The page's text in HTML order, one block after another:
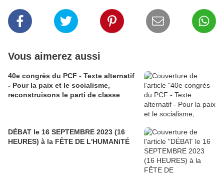
Vous aimerez aussi
40e congrès du PCF - Texte alternatif
- Pour la paix et le socialisme,
reconstruisons le parti de classe
DÉBAT le 16 SEPTEMBRE 2023 (16
HEURES) à la FÊTE DE L'HUMANiTÉ